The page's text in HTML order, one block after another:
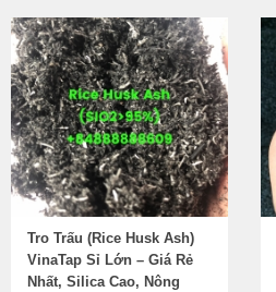
Tro Trấu (Rice Husk Ash)
VinaTap Sỉ Lớn – Giá Rẻ
Nhất, Silica Cao, Nông